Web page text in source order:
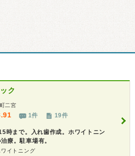
ク
二宮
1件 19件
時まで。入れ歯作成。ホワイトニン
療。駐車場有。
イトニング